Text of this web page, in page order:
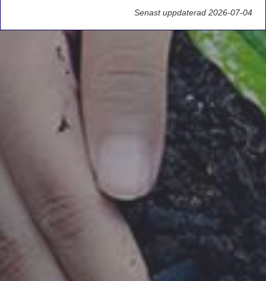
Senast uppdaterad 2026-07-04